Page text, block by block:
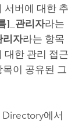
서버에 대한 추
]_관리자라는
리자라는 항목
대한 관리 접근
이 공유된 그
Directory에서